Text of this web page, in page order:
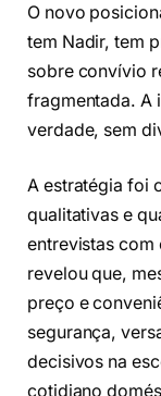
O novo
tem Nadir, tem
sobre convívio
fragmentada. A
verdade, sem
A estratégia foi
qualitativas e
entrevistas com
revelou que,
preço e
segurança,
decisivos na
cotidiano